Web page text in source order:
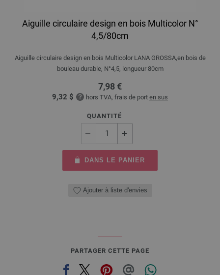
Aiguille circulaire design en bois Multicolor N°
4,5/80cm
Aiguille circulaire design en bois Multicolor LANA GROSSA,en bois de
bouleau durable, N°4,5, longueur 80cm
7,98 €
9,32 $ hors TVA, frais de port en sus
QUANTITÉ
DANS LE PANIER
Ajouter à liste d'envies
PARTAGER CETTE PAGE